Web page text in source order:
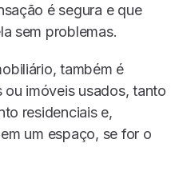
é segura e que
sem problemas.
também é
imóveis usados, tanto
residenciais e,
um espaço, se for o